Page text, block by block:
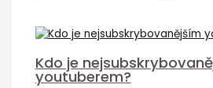
Kdo je
youtuberem?